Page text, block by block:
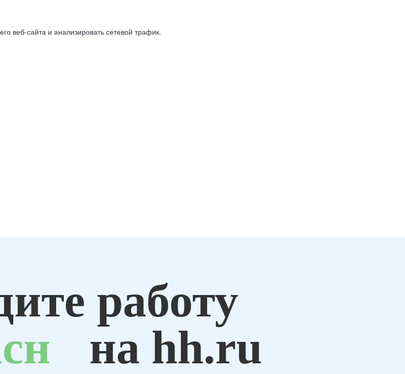
веб-сайта и анализировать сетевой трафик.
работу
на hh.ru